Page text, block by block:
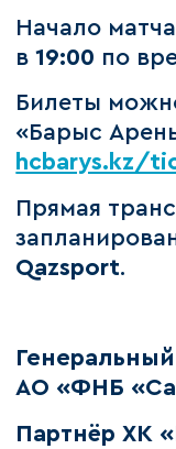
Начало
в19:00 по
Билеты
«Барыс
hcbarys.kz/
Прямая
Qazsport.
АО «ФНБ
Партнёр ХК